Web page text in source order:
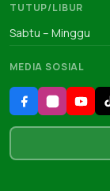
TUTUP/LIBUR
Sabtu – Minggu
MEDIA SOSIAL